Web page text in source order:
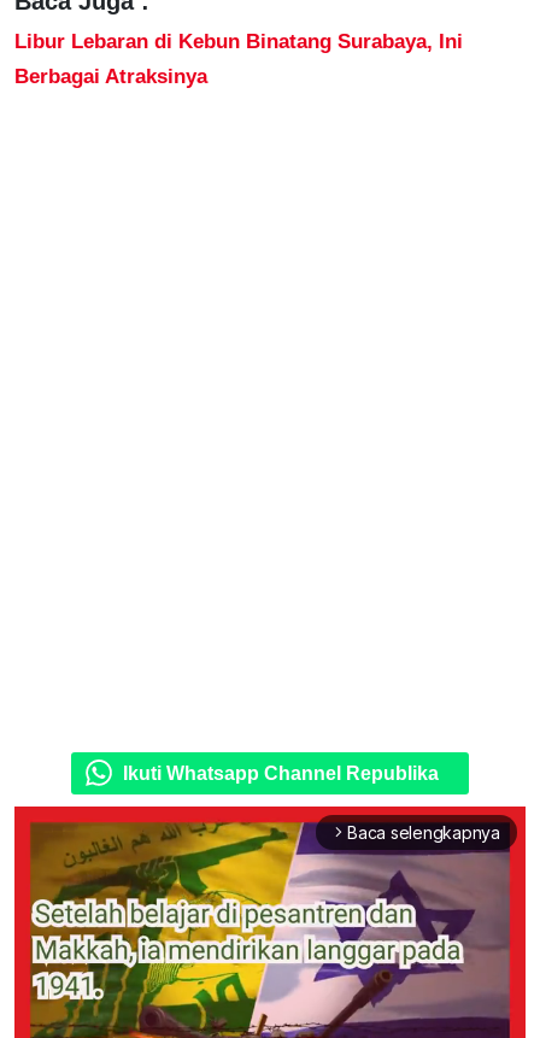
Libur Lebaran di Kebun Binatang Surabaya, Ini
Berbagai Atraksinya
Ikuti Whatsapp Channel Republika
arrow_forward_ios Baca selengkapnya